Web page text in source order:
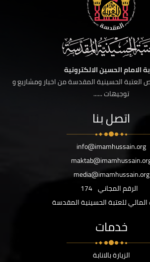
الامام الحسين الالكترونية
العتبة الحسينية المقدسة من اخبار ومشاريع و
توجيهات ......
اتصل بنا
info@imamhussain.org
media@imamhussain.org
الرقم المجاني 174
للعتبة الحسينية المقدسة
خدمات
الزيارة بالانابة